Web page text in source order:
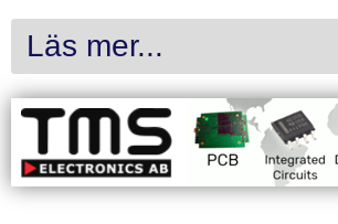
Läs mer...